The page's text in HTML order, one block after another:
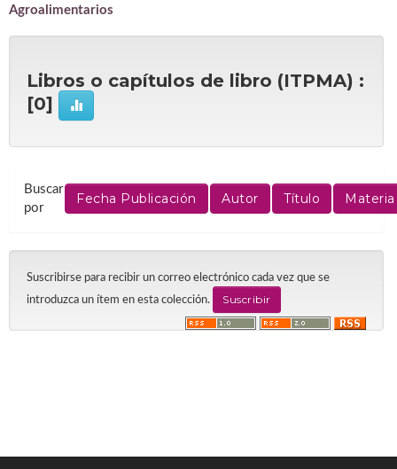
Agroalimentarios
Libros o capítulos de libro (ITPMA) :
[0]
Buscar
por
Suscribirse para recibir un correo electrónico cada vez que se
introduzca un ítem en esta colección.